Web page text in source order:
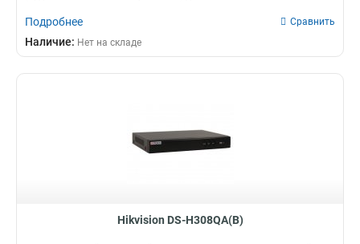
Подробнее Сравнить
Наличие: Нет на складе
Hikvision DS-H308QA(B)